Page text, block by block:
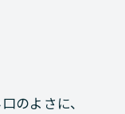
のよさに、